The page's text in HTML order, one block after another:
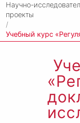
Научно-
проекты
/
Учебный курс